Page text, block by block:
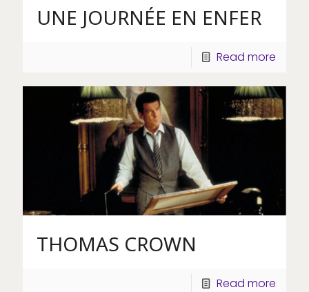
UNE JOURNÉE EN ENFER
Read more
THOMAS CROWN
Read more